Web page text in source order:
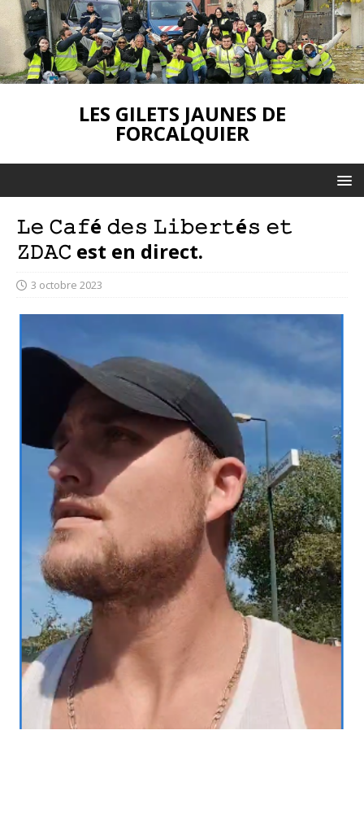
LES GILETS JAUNES DE
FORCALQUIER
𝙻𝚎 𝙲𝚊𝚏é 𝚍𝚎𝚜 𝙻𝚒𝚋𝚎𝚛𝚝é𝚜 𝚎𝚝
𝚉𝙳𝙰𝙲 est en direct.
3 octobre 2023